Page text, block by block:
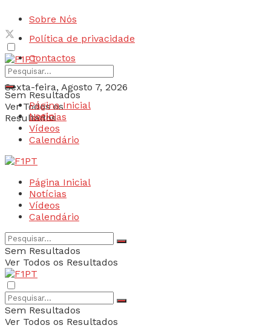
Sobre Nós
Política de privacidade
Contactos
Sexta-feira, Agosto 7, 2026
Login
Sem Resultados
Ver Todos os
Resultados
Página Inicial
Notícias
Vídeos
Calendário
Página Inicial
Notícias
Vídeos
Calendário
Sem Resultados
Ver Todos os Resultados
Sem Resultados
Ver Todos os Resultados